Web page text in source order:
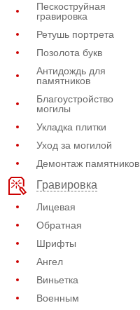
Пескоструйная
гравировка
Ретушь портрета
Позолота букв
Антидождь для
памятников
Благоустройство
могилы
Укладка плитки
Уход за могилой
Демонтаж памятников
Гравировка
Лицевая
Обратная
Шрифты
Ангел
Виньетка
Военным